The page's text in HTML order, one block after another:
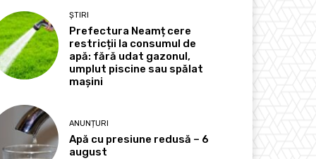
ȘTIRI
Prefectura Neamț cere
restricții la consumul de
apă: fără udat gazonul,
umplut piscine sau spălat
mașini
ANUNȚURI
Apă cu presiune redusă – 6
august